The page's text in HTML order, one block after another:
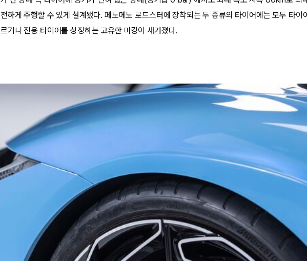
전하게 주행할 수 있게 설계됐다. 페노메노 로드스터에 장착되는 두 종류의 타이어에는 모두 타이
르기니 전용 타이어를 상징하는 고유한 마킹이 새겨졌다.